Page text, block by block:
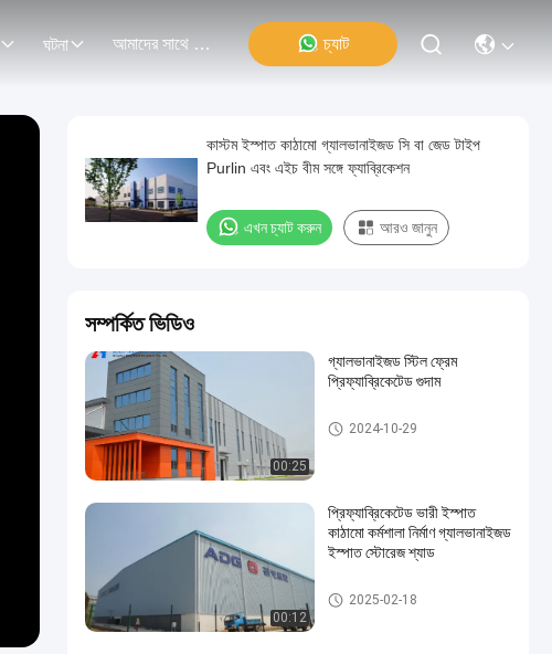
ঘটনা আমাদের সাথে যোগাযোগ চ্যাট
কাস্টম ইস্পাত কাঠামো গ্যালভানাইজড সি বা জেড টাইপ
Purlin এবং এইচ বীম সঙ্গে ফ্যাব্রিকেশন
এখন চ্যাট করুন আরও জানুন
সম্পর্কিত ভিডিও
00:25
গ্যালভানাইজড স্টিল ফ্রেম
প্রিফ্যাব্রিকেটেড গুদাম
ইস্পাত কাঠামো গুদাম
2024-10-29
00:12
প্রিফ্যাব্রিকেটেড ভারী ইস্পাত
কাঠামো কর্মশালা নির্মাণ গ্যালভানাইজড
ইস্পাত স্টোরেজ শ্যাড
ইস্পাত কাঠামো গুদাম
2025-02-18